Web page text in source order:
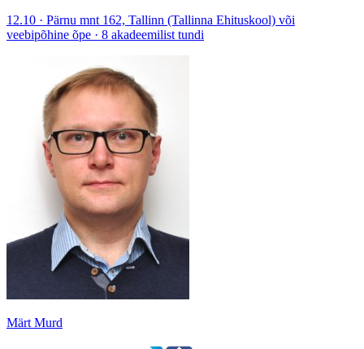
12.10 · Pärnu mnt 162, Tallinn (Tallinna Ehituskool) või
veebipõhine õpe · 8 akadeemilist tundi
Märt Murd